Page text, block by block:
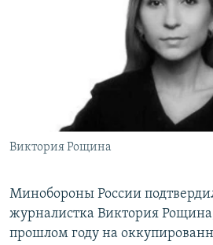
РАСПИСАНИЕ ВЕЩАНИЯ
ПОДПИШИТЕСЬ НА РАССЫЛКУ
СОЦИАЛЬНЫЕ СЕТИ
Все сайты РСЕ/РС
Виктория Рощина
Минобороны России
журналистка Виктория
прошлом году на